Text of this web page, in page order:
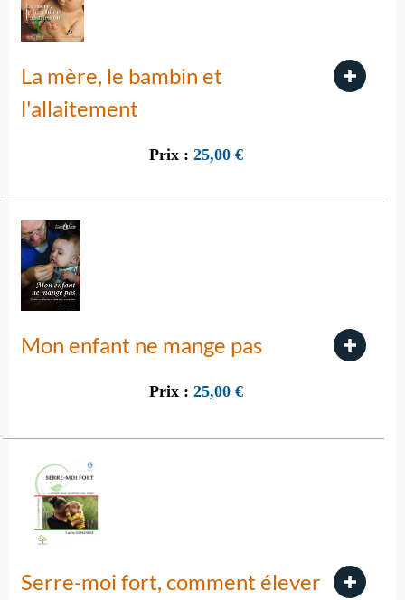
La mère, le bambin et
l'allaitement
Prix : 25,00 €
Mon enfant ne mange pas
Prix : 25,00 €
Serre-moi fort, comment élever